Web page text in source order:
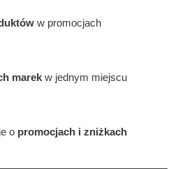
w promocjach
marek w jednym miejscu
o promocjach i zniżkach